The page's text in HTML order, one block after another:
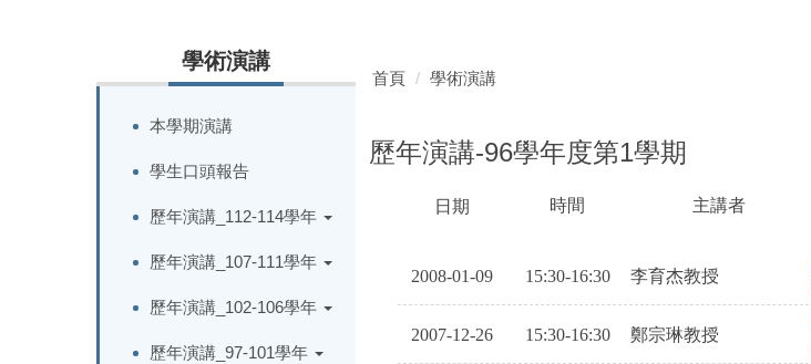
學術演講
本學期演講
學生口頭報告
歷年演講_112-114學年
歷年演講_107-111學年
歷年演講_102-106學年
歷年演講_97-101學年
首頁 學術演講
歷年演講-96學年度第1學期
日期
時間
主講者
2008-01-09 15:30-16:30 李育杰教授
2007-12-26 15:30-16:30 鄭宗琳教授